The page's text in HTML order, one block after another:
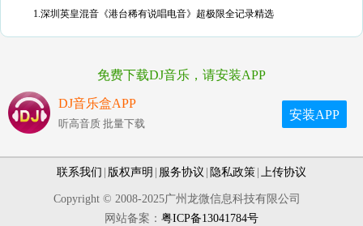
1.深圳英皇混音《港台稀有说唱电音》超极限全记录精选
免费下载DJ音乐，请安装APP
DJ音乐盒APP
听高音质 批量下载
安装APP
联系我们 版权声明 服务协议 隐私政策 上传协议
Copyright © 2008-2025广州龙微信息科技有限公司
网站备案： 粤ICP备13041784号